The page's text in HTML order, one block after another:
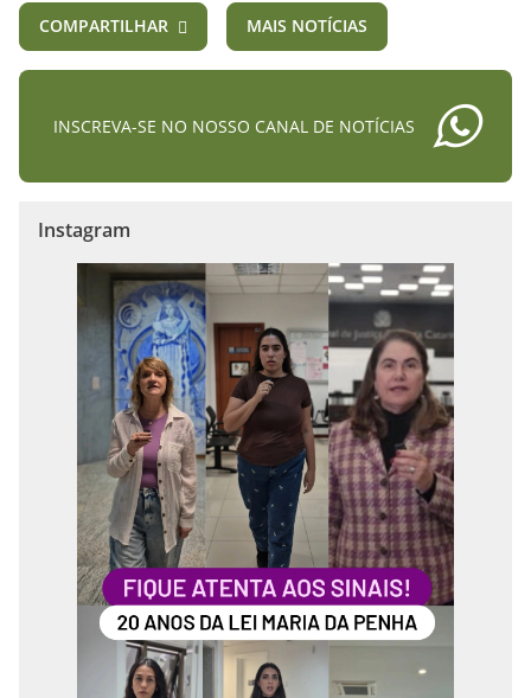
COMPARTILHAR MAIS NOTÍCIAS
INSCREVA-SE NO NOSSO CANAL DE NOTÍCIAS
Instagram